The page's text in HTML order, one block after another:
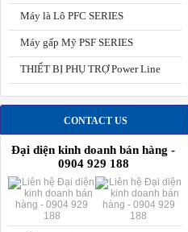
Máy là Lô PFC SERIES
Máy gấp Mỹ PSF SERIES
THIẾT BỊ PHỤ TRỢ Power Line
CONTACT US
Đại diện kinh doanh bán hàng -
0904 929 188